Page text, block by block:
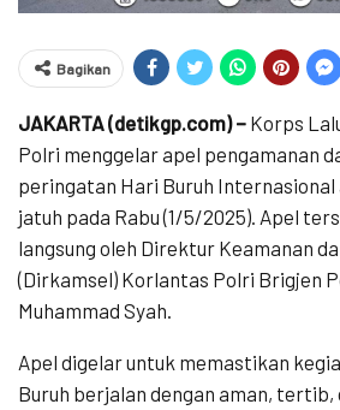
Bagikan
JAKARTA (detikgp.com) – Korps
Polri menggelar apel pengamanan
peringatan Hari Buruh Internasional
jatuh pada Rabu (1/5/2025). Apel
langsung oleh Direktur Keamanan
(Dirkamsel) Korlantas Polri Brigjen
Muhammad Syah.
Apel digelar untuk memastikan
Buruh berjalan dengan aman, tertib,